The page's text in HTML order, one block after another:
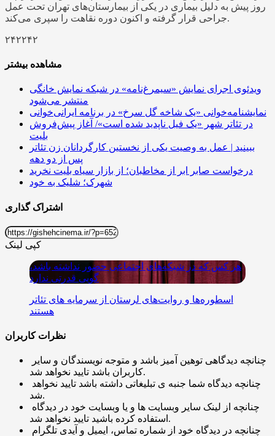
روز پیش به دلیل بیماری در یکی از بیمارستان‌های تهران تحت عمل
جراحی قرار گرفته و اکنون دوره نقاهت را سپری می‌کند.
۲۴۲۲۴۲
مشاهده بیشتر
ویدئوی اجرای نمایش «سیمرغ‌نامه» در شبکه نمایش خانگی
منتشر می‌شود
نمایشنامه‌خوانی «​​​​​​​یک شاخه گل سرخ» در برنامه ایرانی‌خوانی
در تئاتر شهر «یک فیل ناپدید شده است»/ آغاز پیش‌فروش
بلیت
ببینید | عمل به وصیت یکی از نخستین کارگردانان زن تئاتر
پس از دو دهه
درخواست صابر ابر از مخاطبان؛ از بازار سیاه بلیت نخرید
شهرک؛ شلیک به خود
اشتراک گذاری
کپی لینک
هر کس که در شبکه‌های اجتماعی حضور نداشته باشد،
گویی قدرتی ندارد
اسطوره‌ها و روایت‌های لرستان از سرمایه‌ های تئاتر
هستند
نظرات کاربران
کاربران باشد تایید نخواهد شد.
شد.
استفاده کرده باشید تایید نخواهد شد.